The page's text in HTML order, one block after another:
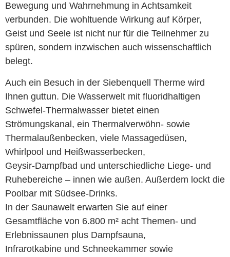
Bewegung und Wahrnehmung in Achtsamkeit
verbunden. Die wohltuende Wirkung auf Körper,
Geist und Seele ist nicht nur für die Teilnehmer zu
spüren, sondern inzwischen auch wissenschaftlich
belegt.
Auch ein Besuch in der Siebenquell Therme wird
Ihnen guttun. Die Wasserwelt mit fluoridhaltigen
Schwefel-Thermalwasser bietet einen
Strömungskanal, ein Thermalverwöhn- sowie
Thermalaußenbecken, viele Massagedüsen,
Whirlpool und Heißwasserbecken,
Geysir-Dampfbad und unterschiedliche Liege- und
Ruhebereiche – innen wie außen. Außerdem lockt die
Poolbar mit Südsee-Drinks.
In der Saunawelt erwarten Sie auf einer
Gesamtfläche von 6.800 m² acht Themen- und
Erlebnissaunen plus Dampfsauna,
Infrarotkabine und Schneekammer sowie